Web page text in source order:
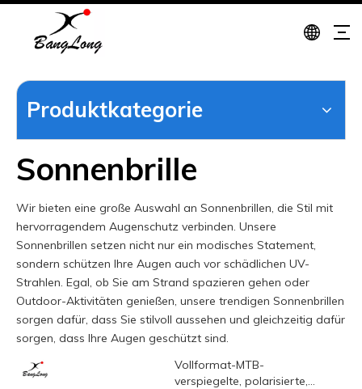
Produktkategorie
Sonnenbrille
Wir bieten eine große Auswahl an Sonnenbrillen, die Stil mit
hervorragendem Augenschutz verbinden. Unsere
Sonnenbrillen setzen nicht nur ein modisches Statement,
sondern schützen Ihre Augen auch vor schädlichen UV-
Strahlen. Egal, ob Sie am Strand spazieren gehen oder
Outdoor-Aktivitäten genießen, unsere trendigen Sonnenbrillen
sorgen dafür, dass Sie stilvoll aussehen und gleichzeitig dafür
sorgen, dass Ihre Augen geschützt sind.
Vollformat-MTB-
verspiegelte, polarisierte,